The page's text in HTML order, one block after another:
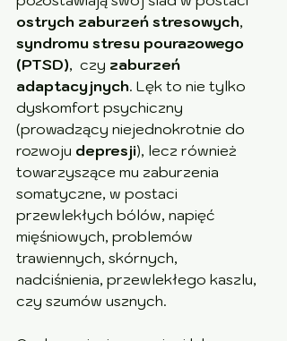
ostrych zaburzeń stresowych,
syndromu stresu pourazowego
(PTSD),  czy zaburzeń
adaptacyjnych. Lęk to nie tylko
dyskomfort psychiczny
(prowadzący niejednokrotnie do
rozwoju depresji), lecz również
towarzyszące mu zaburzenia
somatyczne, w postaci
przewlekłych bólów, napięć
mięśniowych, problemów
trawiennych, skórnych,
nadciśnienia, przewlekłego kaszlu,
czy szumów usznych.